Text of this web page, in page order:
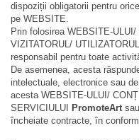
dispoziții obligatorii pentru
pe WEBSITE.
Prin folosirea WEBSITE-
VIZITATORUL/ UTILIZATORUL
responsabil pentru toate
De asemenea, acesta
intelectuale, electronice sau
acesta WEBSITE-ULUI/
SERVICIULUI
PromoteArt
încheiate contracte, în